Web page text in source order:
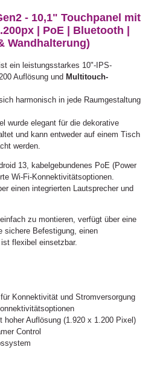
- 10,1" Touchpanel mit
| PoE | Bluetooth |
Wandhalterung)
ein leistungsstarkes 10"-IPS-
Auflösung und Multitouch-
harmonisch in jede Raumgestaltung
wurde elegant für die dekorative
und kann entweder auf einem Tisch
werden.
13, kabelgebundenes PoE (Power
Wi-Fi-Konnektivitätsoptionen.
einen integrierten Lautsprecher und
zu montieren, verfügt über eine
sichere Befestigung, einen
flexibel einsetzbar.
Konnektivität und Stromversorgung
hoher Auflösung (1.920 x 1.200 Pixel)
Control